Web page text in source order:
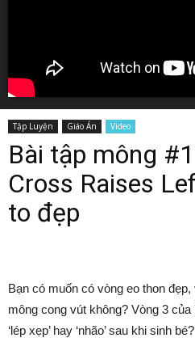
Tập Luyện Giáo Án Video
Bài tập mông
Cross Raises
to đẹp
Bạn có muốn có vòng eo thon
mông cong vút không? Vòng 3
‘lép xẹp’ hay ‘nhão’ sau khi sinh